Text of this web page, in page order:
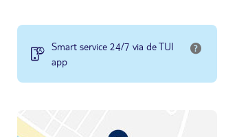
Smart service 24/7 via de TUI
app